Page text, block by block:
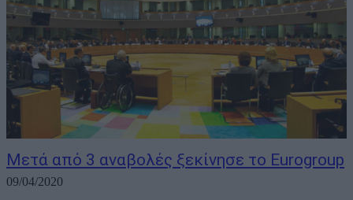
Μετά από 3 αναβολές ξεκίνησε το Eurogroup
09/04/2020